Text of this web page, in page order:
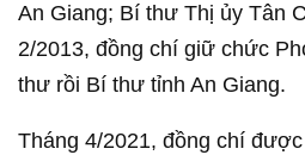
An Giang; Bí thư Thị ủy Tân
2/2013, đồng chí giữ chức
thư rồi Bí thư tỉnh An Giang.
Tháng 4/2021, đồng chí